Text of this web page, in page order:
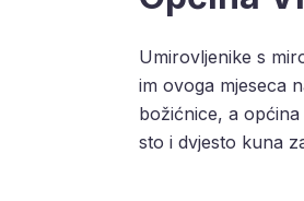
Umirovljenike s
im ovoga mjeseca
božićnice, a općina
sto i dvjesto kuna